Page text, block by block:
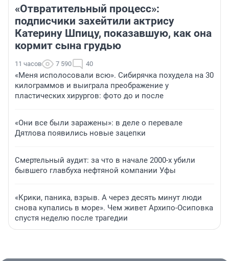
«Отвратительный процесс»:
подписчики захейтили актрису
Катерину Шпицу, показавшую, как она
кормит сына грудью
11 часов 7 590 40
«Меня исполосовали всю». Сибирячка похудела на 30
килограммов и выиграла преображение у
пластических хирургов: фото до и после
«Они все были заражены»: в деле о перевале
Дятлова появились новые зацепки
Смертельный аудит: за что в начале 2000-х убили
бывшего главбуха нефтяной компании Уфы
«Крики, паника, взрыв. А через десять минут люди
снова купались в море». Чем живет Архипо-Осиповка
спустя неделю после трагедии